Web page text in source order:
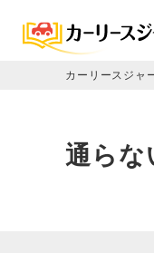
カーリースジャ
通らな